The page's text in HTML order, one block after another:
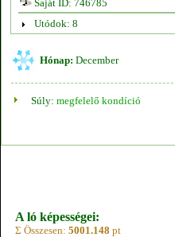
Saját ID: 746785
Utódok: 8
Hónap: December
Súly: megfelelő kondíció
A ló képességei:
Σ Összesen: 5001.148 pt